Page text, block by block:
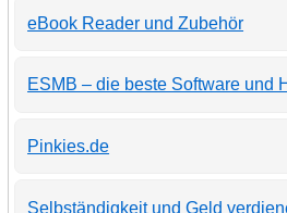
eBook Reader und Zubehör
ESMB – die beste Software und
Pinkies.de
Selbständigkeit und Geld